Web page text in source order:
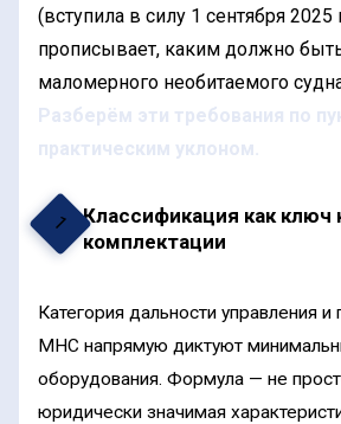
(вступила в силу 1 сентября 2025
прописывает, каким должно
маломерного необитаемого
Разберём эти требования по
практическим уклоном.
1
Классификация как ключ
комплектации
Категория дальности управления и
МНС напрямую диктуют
оборудования. Формула — не
юридически значимая